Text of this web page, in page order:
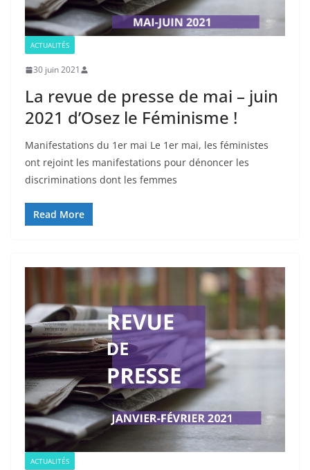
ACTUALITÉS
30 juin 2021
La revue de presse de mai – juin
2021 d’Osez le Féminisme !
Manifestations du 1er mai Le 1er mai, les féministes
ont rejoint les manifestations pour dénoncer les
discriminations dont les femmes
Read More
ACTUALITÉS